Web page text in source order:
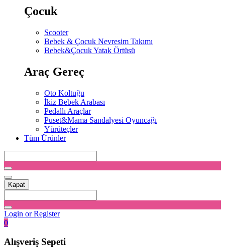
Çocuk
Scooter
Bebek & Çocuk Nevresim Takımı
Bebek&Çocuk Yatak Örtüsü
Araç Gereç
Oto Koltuğu
İkiz Bebek Arabası
Pedallı Araçlar
Puset&Mama Sandalyesi Oyuncağı
Yürüteçler
Tüm Ürünler
Kapat
Login or Register
0
Alışveriş Sepeti